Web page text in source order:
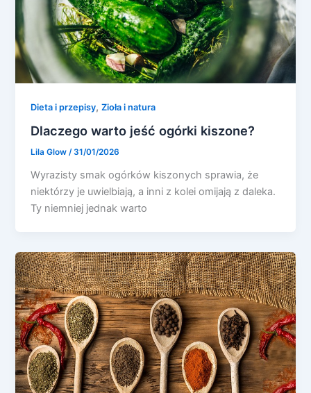
Dieta i przepisy,Zioła i natura
Dlaczego warto jeść ogórki kiszone?
Lila Glow/31/01/2026
Wyrazisty smak ogórków kiszonych sprawia, że
niektórzy je uwielbiają, a inni z kolei omijają z daleka.
Ty niemniej jednak warto